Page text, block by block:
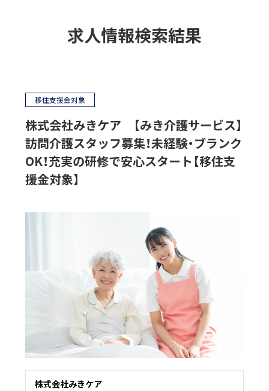
求人情報検索結果
移住支援金対象
株式会社みきケア 【みき介護サービス】
訪問介護スタッフ募集！未経験・ブランク
OK！充実の研修で安心スタート【移住支
援金対象】
株式会社みきケア